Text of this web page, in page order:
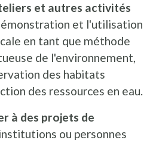
et autres activités
et l'utilisation
en tant que méthode
de l'environnement,
des habitats
des ressources en eau.
à des projets de
ou personnes